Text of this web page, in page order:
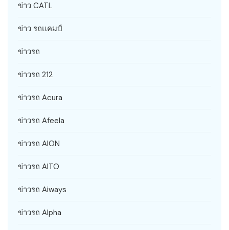
ข่าว CATL
ข่าว รถแคมป์
ข่าวรถ
ข่าวรถ 212
ข่าวรถ Acura
ข่าวรถ Afeela
ข่าวรถ AION
ข่าวรถ AITO
ข่าวรถ Aiways
ข่าวรถ Alpha